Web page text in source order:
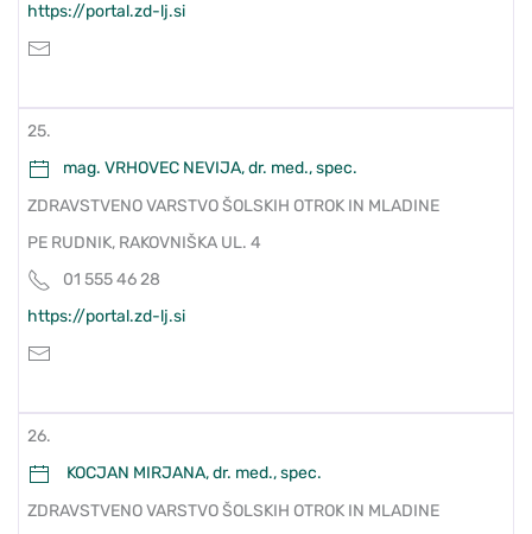
https://portal.zd-lj.si
25.
mag. VRHOVEC NEVIJA, dr. med., spec.
ZDRAVSTVENO VARSTVO ŠOLSKIH OTROK IN MLADINE
PE RUDNIK, RAKOVNIŠKA UL. 4
01 555 46 28
https://portal.zd-lj.si
26.
KOCJAN MIRJANA, dr. med., spec.
ZDRAVSTVENO VARSTVO ŠOLSKIH OTROK IN MLADINE